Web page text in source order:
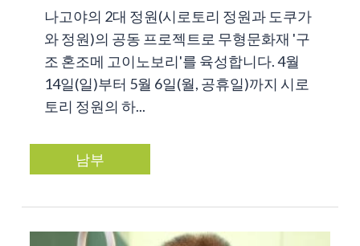
나고야의 2대 정원(시로토리 정원과 도쿠가
와 정원)의 공동 프로젝트로 무형문화재 '구
조 혼조메 고이노보리'를 육성합니다. 4월
14일(일)부터 5월 6일(월, 공휴일)까지 시로
토리 정원의 하...
남부